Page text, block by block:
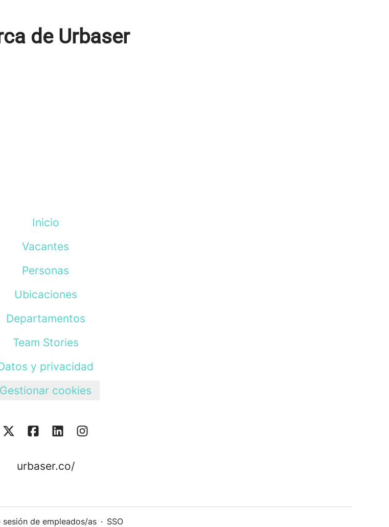
de Urbaser
Inicio
Vacantes
Personas
Ubicaciones
Departamentos
Team Stories
y privacidad
Gestionar cookies
urbaser.co/
sesión de empleados/as · SSO